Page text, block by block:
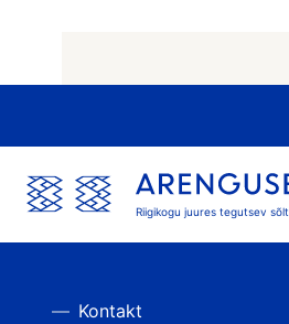
Riigikogu juures tegutsev
Kontakt